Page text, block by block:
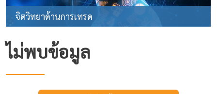
จิตวิทยาด้านการเทรด
ไม่พบข้อมูล